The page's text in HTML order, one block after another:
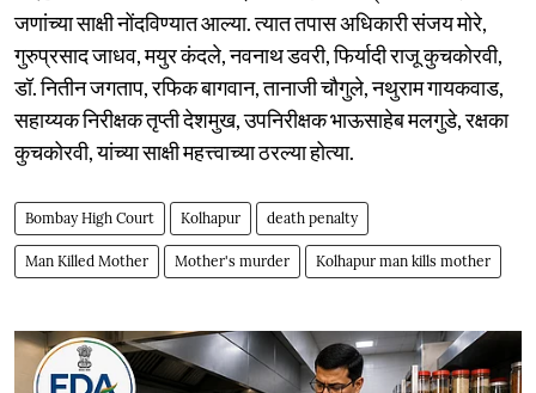
जणांच्या साक्षी नोंदविण्यात आल्या. त्यात तपास अधिकारी संजय मोरे,
गुरुप्रसाद जाधव, मयुर कंदले, नवनाथ डवरी, फिर्यादी राजू कुचकोरवी,
डॉ. नितीन जगताप, रफिक बागवान, तानाजी चौगुले, नथुराम गायकवाड,
सहाय्यक निरीक्षक तृप्ती देशमुख, उपनिरीक्षक भाऊसाहेब मलगुडे, रक्षका
कुचकोरवी, यांच्या साक्षी महत्त्वाच्या ठरल्या होत्या.
Bombay High Court Kolhapur death penalty
Man Killed Mother Mother's murder Kolhapur man kills mother